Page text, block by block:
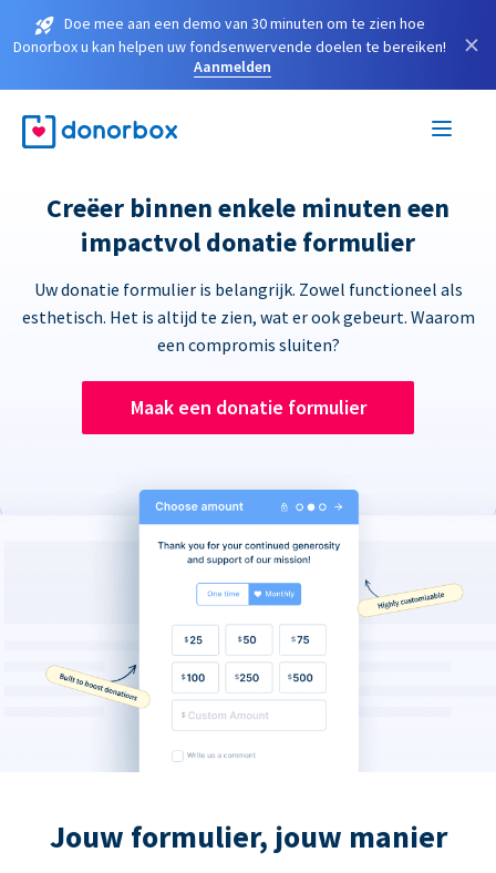
Doe mee aan een demo van 30 minuten om te zien hoe
Donorbox u kan helpen uw fondsenwervende doelen te bereiken!
Aanmelden
×
Creëer binnen enkele minuten een
impactvol donatie formulier
Uw donatie formulier is belangrijk. Zowel functioneel als
esthetisch. Het is altijd te zien, wat er ook gebeurt. Waarom
een compromis sluiten?
Maak een donatie formulier
Jouw formulier, jouw manier